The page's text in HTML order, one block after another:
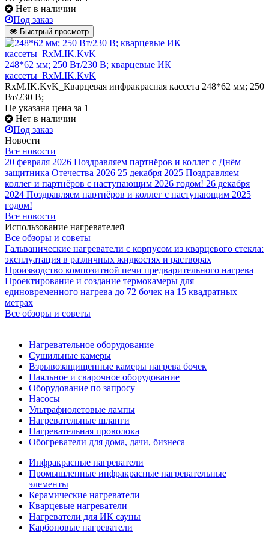
Нет в наличии
Под заказ
Быстрый просмотр
248*62 мм; 250 Вт/230 В; кварцевые ИК
кассеты_RxM.IK.KvK
RxM.IK.KvK_Кварцевая инфракрасная кассета 248*62 мм; 250
Вт/230 В;
Не указана цена за 1
Нет в наличии
Под заказ
Новости
Все новости
20 февраля 2026 Поздравляем партнёров и коллег с Днём
защитника Отечества 2026 25 декабря 2025 Поздравляем
коллег и партнёров с наступающим 2026 годом! 26 декабря
2024 Поздравляем партнёров и коллег с наступающим 2025
годом!
Все новости
Использование нагревателей
Все обзоры и советы
Гальванические нагреватели с корпусом из кварцевого стекла:
эксплуатация в различных жидкостях и растворах
Производство композитной печи предварительного нагрева
Проектирование и создание термокамеры для
единовременного нагрева до 72 бочек на 15 квадратных
метрах
Все обзоры и советы
Нагревательное оборудование
Сушильные камеры
Взрывозащищенные камеры нагрева бочек
Паяльное и сварочное оборудование
Оборудование по запросу
Насосы
Ультрафиолетовые лампы
Нагревательные шланги
Нагревательная проволока
Обогреватели для дома, дачи, бизнеса
Инфракрасные нагреватели
Промышленные инфракрасные нагревательные
элементы
Керамические нагреватели
Кварцевые нагреватели
Нагреватели для ИК сауны
Карбоновые нагреватели